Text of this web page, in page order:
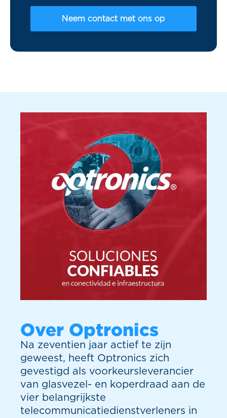
Neem contact met ons op
Over Optronics
Na zeventien jaar actief te zijn
geweest, heeft Optronics zich
gevestigd als voorkeursleverancier
van glasvezel- en koperdraad aan de
vier belangrijkste
telecommunicatiedienstverleners in